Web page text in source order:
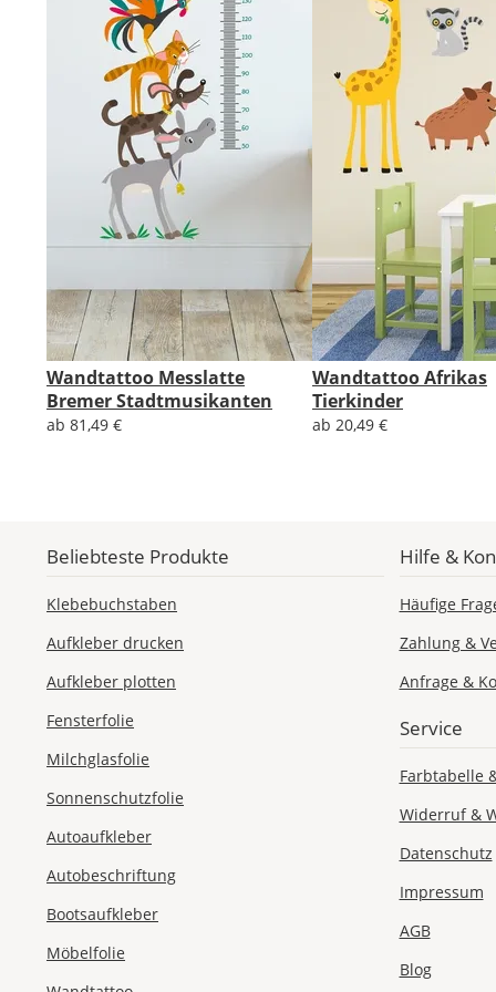
Wandtattoo Messlatte
Bremer Stadtmusikanten
ab 81,49 €
Wandtattoo Afrikas
Tierkinder
ab 20,49 €
Beliebteste Produkte
Klebebuchstaben
Aufkleber drucken
Aufkleber plotten
Fensterfolie
Milchglasfolie
Sonnenschutzfolie
Autoaufkleber
Autobeschriftung
Bootsaufkleber
Möbelfolie
Hilfe &
Häufige
Zahlung &
Anfrage &
Service
Farbtabelle
Widerruf &
Datenschutz
Impressum
AGB
Blog